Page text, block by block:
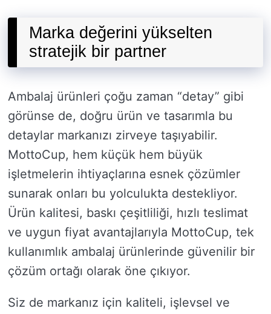
Marka değerini yükselten
stratejik bir partner
Ambalaj ürünleri çoğu zaman “detay” gibi
görünse de, doğru ürün ve tasarımla bu
detaylar markanızı zirveye taşıyabilir.
MottoCup, hem küçük hem büyük
işletmelerin ihtiyaçlarına esnek çözümler
sunarak onları bu yolculukta destekliyor.
Ürün kalitesi, baskı çeşitliliği, hızlı teslimat
ve uygun fiyat avantajlarıyla MottoCup, tek
kullanımlık ambalaj ürünlerinde güvenilir bir
çözüm ortağı olarak öne çıkıyor.
Siz de markanız için kaliteli, işlevsel ve